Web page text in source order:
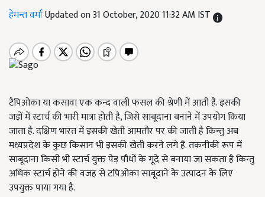
हेमन्त वर्माUpdated on 31 October, 2020 11:32 AM IST
टैपिओका या कसावा एक कन्द वाली फसल की श्रेणी में आती है. इसकी
जड़ों में स्टार्च की भारी मात्रा होती है, जिसे साबूदाना बनाने में उपयोग किया
जाता है. दक्षिण भारत में इसकी खेती आमतौर पर की जाती है किन्तु अब
मध्यप्रदेश के कुछ किसान भी इसकी खेती करने लगे हैं. तकनीकी रूप में
साबूदाना किसी भी स्टार्च युक्त पेड़ पौधों के गूदे से बनाया जा सकता है किन्तु
अधिक स्टार्च होने की वजह से टपिओका साबूदाने के उत्पादन के लिए
उपयुक्त पाया गया है.